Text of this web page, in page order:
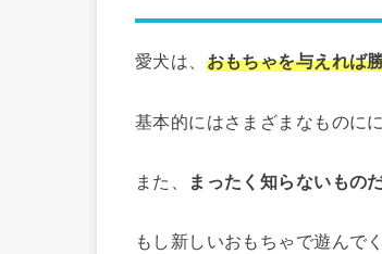
愛犬は、 おもちゃを与えれば
基本的にはさまざまなものに
また、 まったく知らないもの
もし新しいおもちゃで遊んで